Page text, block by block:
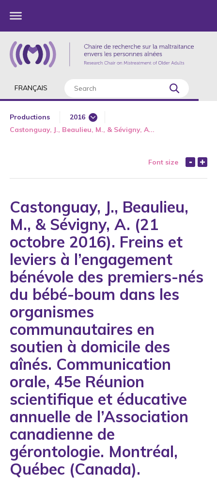
FRANÇAIS
Productions
2016
1985
1992
1993
1994
1995
1996
1997
1998
1999
2000
2001
2002
2003
2004
2005
2006
2007
Castonguay, J., Beaulieu, M., & Sévigny, A...
Font size
Castonguay, J., Beaulieu,
M., & Sévigny, A. (21
octobre 2016). Freins et
leviers à l’engagement
bénévole des premiers-nés
du bébé-boum dans les
organismes
communautaires en
soutien à domicile des
aînés. Communication
orale, 45e Réunion
scientifique et éducative
annuelle de l’Association
canadienne de
gérontologie. Montréal,
Québec (Canada).